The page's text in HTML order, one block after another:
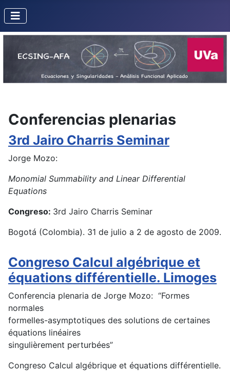
Conferencias plenarias
3rd Jairo Charris Seminar
Jorge Mozo:
Monomial Summability and Linear Differential
Equations
Congreso: 3rd Jairo Charris Seminar
Bogotá (Colombia). 31 de julio a 2 de agosto de 2009.
Congreso Calcul algébrique et
équations différentielle. Limoges
Conferencia plenaria de Jorge Mozo: “Formes
normales
formelles-asymptotiques des solutions de certaines
équations linéaires
singulièrement perturbées”
Congreso Calcul algébrique et équations différentielle.